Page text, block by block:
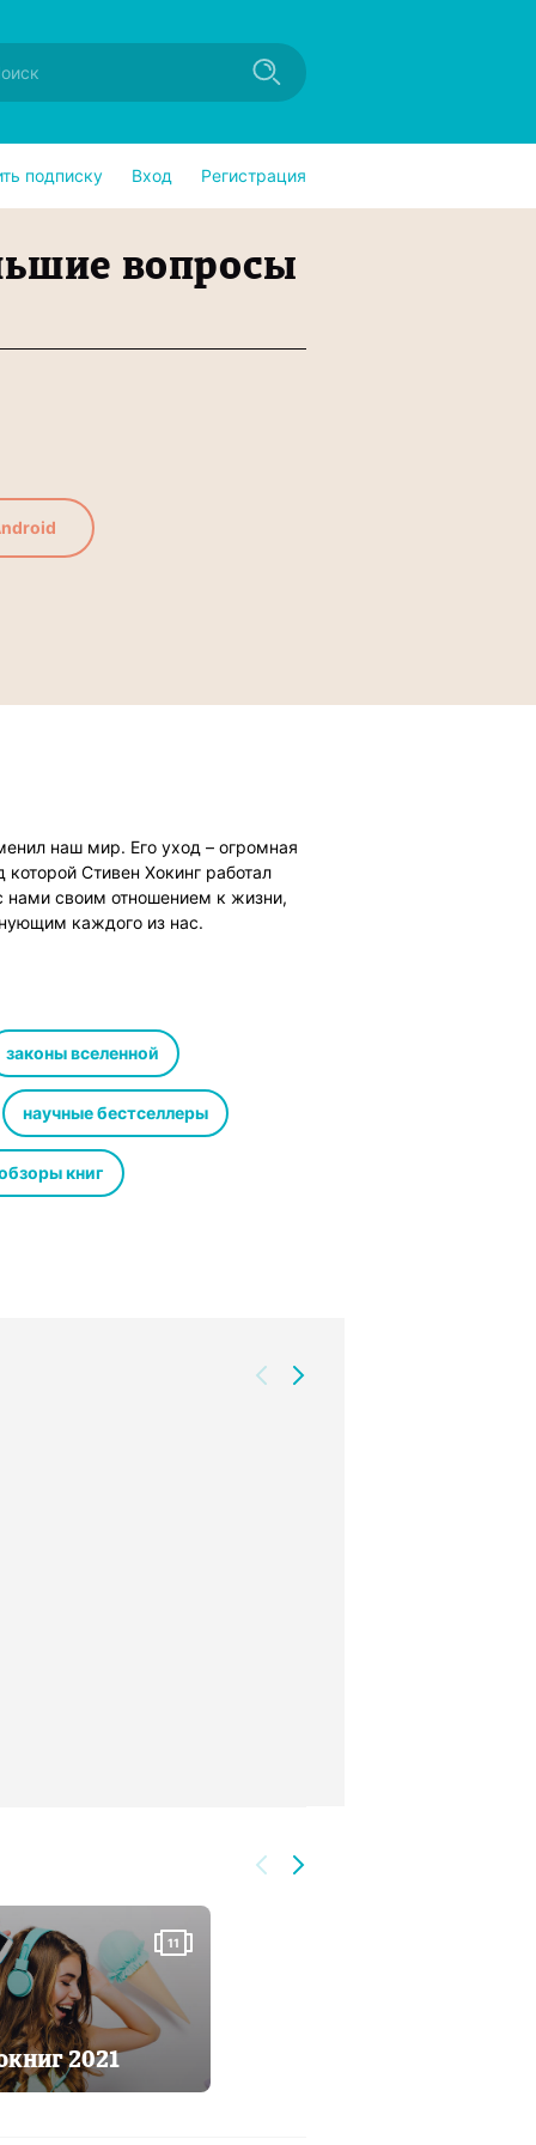
подписку Вход Регистрация
вопросы
наш мир. Его уход – огромная
Стивен Хокинг работал
нами своим отношением к жизни,
каждого из нас.
законы вселенной
научные бестселлеры
книг
11
2021